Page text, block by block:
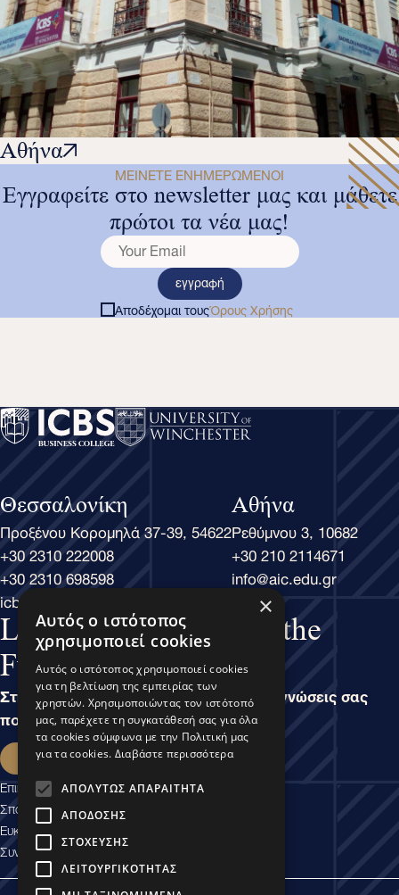
Αθήνα
ΜΕΊΝΕΤΕ ΕΝΗΜΕΡΩΜΈΝΟΙ
Εγγραφείτε στο newsletter μας και μάθετε
πρώτοι τα νέα μας!
εγγραφή
Αποδέχομαι τουςΌρους Χρήσης
Θεσσαλονίκη
Προξένου Κορομηλά 37-39, 54622
+30 2310 222008
+30 2310 698598
icbs@icbs.gr
Αθήνα
Ρεθύμνου 3, 10682
+30 210 2114671
info@aic.edu.gr
Learn Business, Lead the
Future
Στην άσκηση του Μάνατζμεντ, είναι οι γνώσεις σας
που καθορίζουν τις δυνατότητές σας.
Εκδήλωση ενδιαφέροντος
Επικοινωνία
Σπουδαστικές Υπηρεσίες
Ευκαιρίες Καριέρας
Συνεργασίες Εμπιστοσύνης
×
Αυτός ο ιστότοπος
χρησιμοποιεί cookies
Αυτός ο ιστότοπος χρησιμοποιεί cookies
για τη βελτίωση της εμπειρίας των
χρηστών. Χρησιμοποιώντας τον ιστότοπό
μας, παρέχετε τη συγκατάθεσή σας για όλα
τα cookies σύμφωνα με την Πολιτική μας
για τα cookies. Διαβάστε περισσότερα
ΑΠΟΛΎΤΩΣ ΑΠΑΡΑΊΤΗΤΑ
ΑΠΌΔΟΣΗΣ
ΣΤΌΧΕΥΣΗΣ
ΛΕΙΤΟΥΡΓΙΚΌΤΗΤΑΣ